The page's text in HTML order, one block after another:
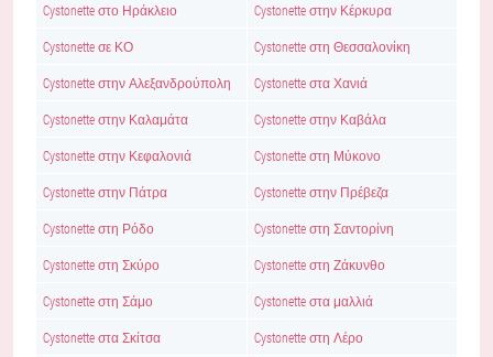
Cystonette στο Ηράκλειο Cystonette στην Κέρκυρα
Cystonette σε ΚΟ Cystonette στη Θεσσαλονίκη
Cystonette στην Αλεξανδρούπολη Cystonette στα Χανιά
Cystonette στην Καλαμάτα Cystonette στην Καβάλα
Cystonette στην Κεφαλονιά Cystonette στη Μύκονο
Cystonette στην Πάτρα Cystonette στην Πρέβεζα
Cystonette στη Ρόδο Cystonette στη Σαντορίνη
Cystonette στη Σκύρο Cystonette στη Ζάκυνθο
Cystonette στη Σάμο Cystonette στα μαλλιά
Cystonette στα Σκίτσα Cystonette στη Λέρο